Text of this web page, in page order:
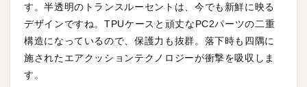
す。半透明のトランスルーセントは、今でも新鮮に映る
デザインですね。TPUケースと頑丈なPC2パーツの二重
構造になっているので、保護力も抜群。落下時も四隅に
施されたエアクッションテクノロジーが衝撃を吸収しま
す。